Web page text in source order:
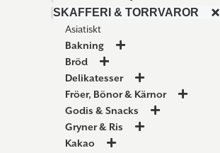
SKAFFERI & TORRVAROR
Asiatiskt
Bakning
Bröd
Delikatesser
Fröer, Bönor & Kärnor
Godis & Snacks
Gryner & Ris
Kakao